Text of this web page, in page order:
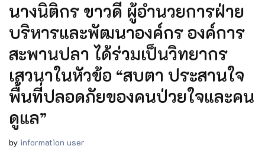
นางนิติกร ขาวดี ผู้อำนวยการฝ่าย
บริหารและพัฒนาองค์กร องค์การ
สะพานปลา ได้ร่วมเป็นวิทยากร
เสวนาในหัวข้อ “สบตา ประสานใจ
พื้นที่ปลอดภัยของคนป่วยใจและคน
ดูแล”
by information user